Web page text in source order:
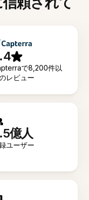
で8,200件以
のレビュー
億人
ユーザー